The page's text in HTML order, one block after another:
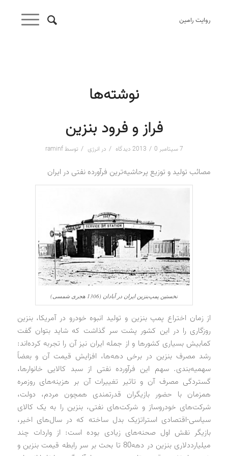
روایت رامین
نوشته‌ها
فراز و فرود بنزین
7 سپتامبر 2013 / 0 دیدگاه / در انرژی / توسطraminf
مصائب تولید و توزیع پر‌حاشیه‌ترین فرآورده نفتی در ایران
نخستین پمپ‌بنزین ایران در آبادان (1306 هجری شمسی)
از زمان اختراع پمپ ‌بنزین و تولید انبوه خودرو در آمریکا، بنزین
روزگاری را در این کشور پشت سر گذاشت که شاید بتوان گفت
کمابیش بسیاری کشورها و از جمله ایران نیز آن را تجربه کرده‌اند:
رشد مصرف بنزین در برخی دهه‌ها، افزایش قیمت آن و بعضاً
سهمیه‌بندی. سهم این فرآورده نفتی از سبد کالایی خانوارها،
گستردگی مصرف آن و تاثیر تغییرات آن بر هزینه‌های روزمره
همزمان با حضور بازیگران قدرتمندی همچون مردم، دولت،
شرکت‌های خودروساز و شرکت‌های نفتی، بنزین را به یک کالای
سیاسی‌-‌اقتصادی استراتژیک بدل ساخته که در سال‌های اخیر،
بازیگر نقش اول صحنه‌های زیادی بوده است: از واردات چند
میلیارد‌دلاری بنزین در دهه80 تا بحث بر سر رابطه قیمت بنزین و